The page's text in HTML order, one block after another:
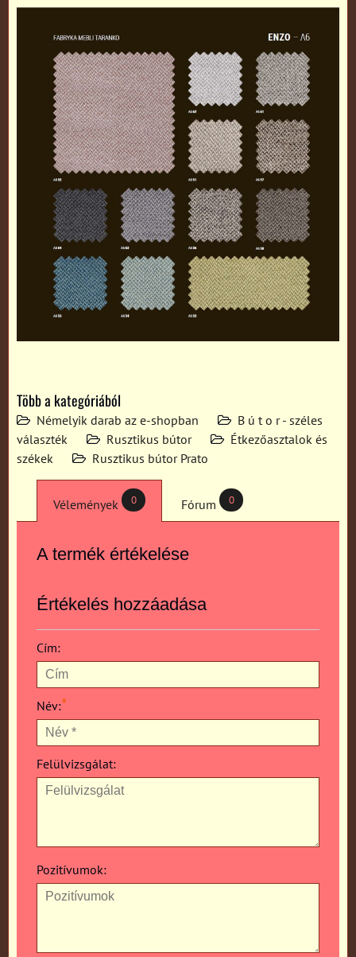
Több a kategóriából
Némelyik darab az e-shopban
B ú t o r - széles
választék
Rusztikus bútor
Étkezőasztalok és
székek
Rusztikus bútor Prato
Vélemények 0 Fórum 0
A termék értékelése
Értékelés hozzáadása
Cím:
Név:*
Felülvizsgálat:
Pozitívumok: